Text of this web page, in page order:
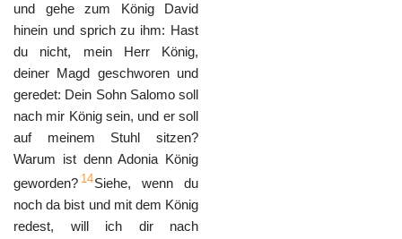
und gehe zum König David
hinein und sprich zu ihm: Hast
du nicht, mein Herr König,
deiner Magd geschworen und
geredet: Dein Sohn Salomo soll
nach mir König sein, und er soll
auf meinem Stuhl sitzen?
Warum ist denn Adonia König
geworden? 14Siehe, wenn du
noch da bist und mit dem König
redest, will ich dir nach